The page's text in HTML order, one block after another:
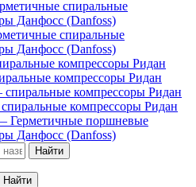
спиральные
Данфосс (Danfoss)
спиральные
Данфосс (Danfoss)
компрессоры Ридан
компрессоры Ридан
компрессоры Ридан
компрессоры Ридан
Герметичные поршневые
Данфосс (Danfoss)
Найти
Найти